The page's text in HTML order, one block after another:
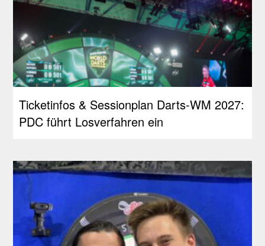
Ticketinfos & Sessionplan Darts-WM 2027:
PDC führt Losverfahren ein